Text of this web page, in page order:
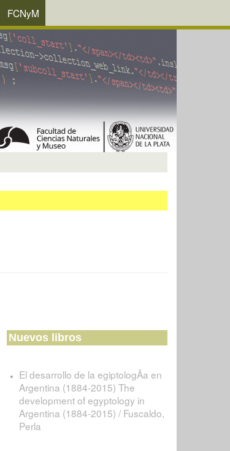
FCNyM
Nuevos libros
El desarrollo de la egiptologÃ­a en
Argentina (1884-2015) The
development of egyptology in
Argentina (1884-2015) / Fuscaldo,
Perla